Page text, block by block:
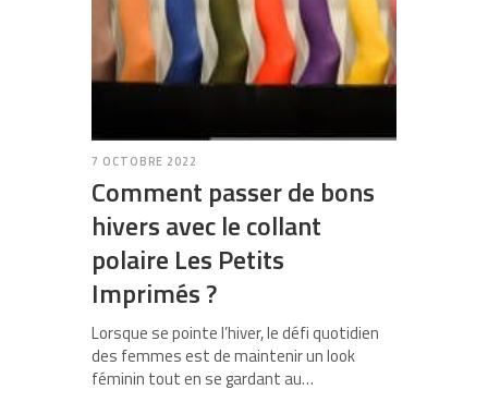
7 OCTOBRE 2022
Comment passer de bons
hivers avec le collant
polaire Les Petits
Imprimés ?
Lorsque se pointe l’hiver, le défi quotidien
des femmes est de maintenir un look
féminin tout en se gardant au…